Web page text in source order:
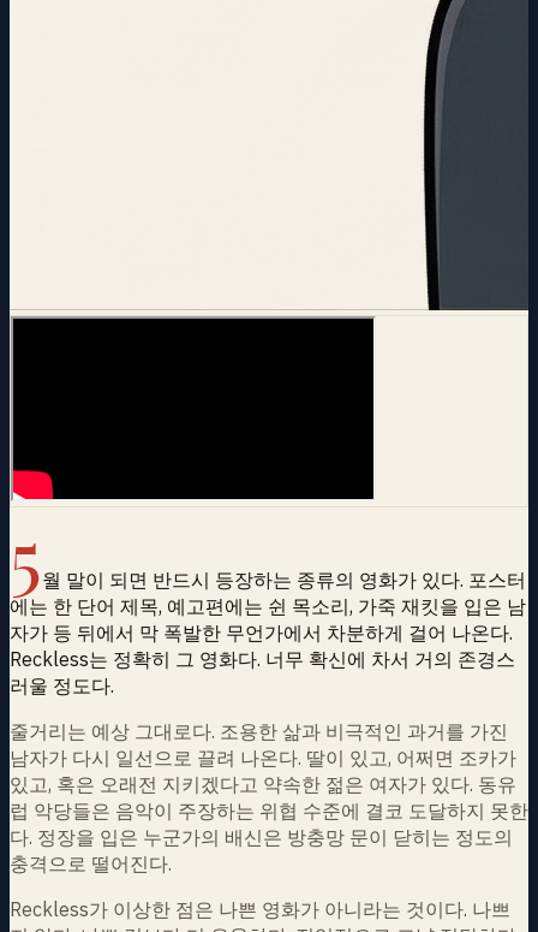
5월 말이 되면 반드시 등장하는 종류의 영화가 있다. 포스터
에는 한 단어 제목, 예고편에는 쉰 목소리, 가죽 재킷을 입은 남
자가 등 뒤에서 막 폭발한 무언가에서 차분하게 걸어 나온다.
Reckless는 정확히 그 영화다. 너무 확신에 차서 거의 존경스
러울 정도다.
줄거리는 예상 그대로다. 조용한 삶과 비극적인 과거를 가진
남자가 다시 일선으로 끌려 나온다. 딸이 있고, 어쩌면 조카가
있고, 혹은 오래전 지키겠다고 약속한 젊은 여자가 있다. 동유
럽 악당들은 음악이 주장하는 위협 수준에 결코 도달하지 못한
다. 정장을 입은 누군가의 배신은 방충망 문이 닫히는 정도의
충격으로 떨어진다.
Reckless가 이상한 점은 나쁜 영화가 아니라는 것이다. 나쁘